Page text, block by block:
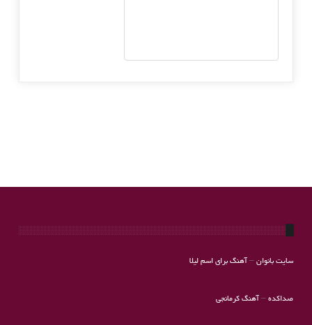
سایت بانوان– آهنگ برای اسم لیلا
صداکده– آهنگ کرمانجی